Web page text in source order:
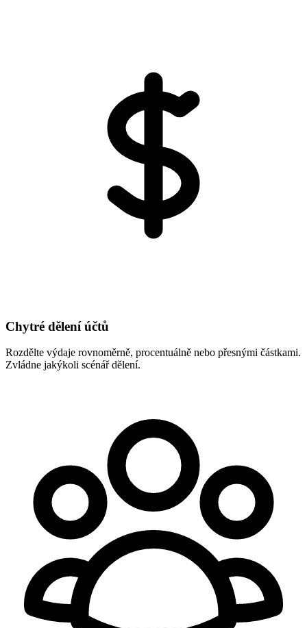
Chytré dělení účtů
Rozdělte výdaje rovnoměrně, procentuálně nebo přesnými částkami.
Zvládne jakýkoli scénář dělení.